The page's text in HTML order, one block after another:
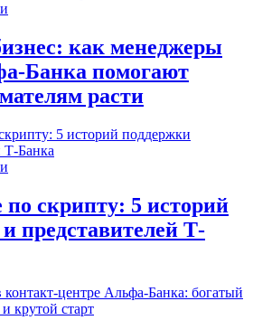
как менеджеры
Банка помогают
расти
скрипту: 5 историй
представителей Т-